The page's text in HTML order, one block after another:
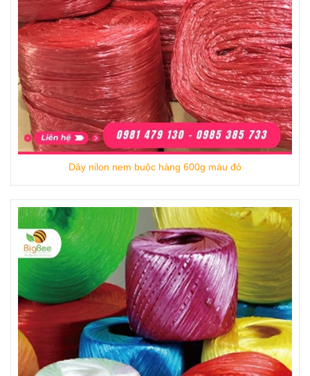
đường Võ Văn Vân, ấp 4B, xã Vĩnh Lộc B,
Huyện Bình Chánh, Hồ Chí Minh.
Trụ sở chính: 11A Lê Duy Nhuận, P12, Quận
Tân Bình, Hồ Chí Minh
Email: bigbeevnn@gmail.com
Dây nilon nem buộc hàng 600g màu đỏ